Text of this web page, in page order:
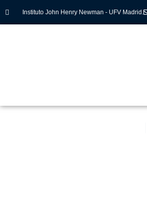
Instituto John Henry Newman - UFV Madrid.